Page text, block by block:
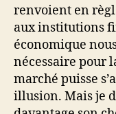
renvoient en
aux institutions
économique
nécessaire pour
marché puisse
illusion. Mais je